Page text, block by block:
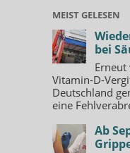
MEIST GELESEN
bei
Vitamin-D-
Deutschland
eine
Ab